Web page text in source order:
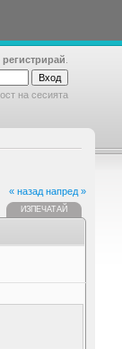
регистрирай
на сесията
« назад напред »
ИЗПЕЧАТАЙ